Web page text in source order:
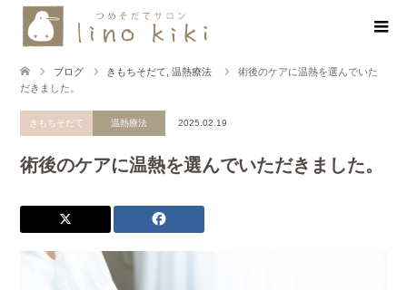
ブログ きもちそだて 温熱療法
術後のケアに温熱を選んでいた
だきました。
きもちそだて 温熱療法 2025.02.19
術後のケアに温熱を選んでいただきました。